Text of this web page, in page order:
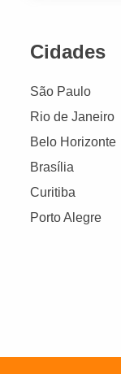
Cidades
São Paulo
Rio de Janeiro
Belo Horizonte
Brasília
Curitiba
Porto Alegre